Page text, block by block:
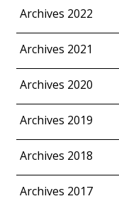
Archives 2022
Archives 2021
Archives 2020
Archives 2019
Archives 2018
Archives 2017